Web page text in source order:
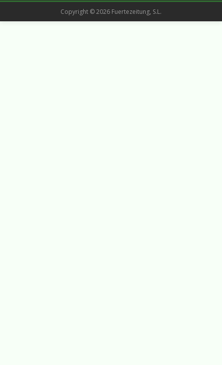
Copyright © 2026 Fuertezeitung, S.L.